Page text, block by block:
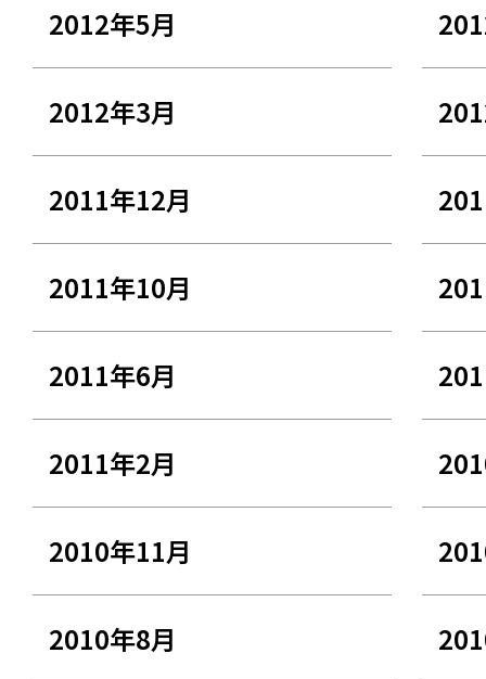
2012年5月
2012年3月
2011年12月
2011年10月
2011年6月
2011年2月
2010年11月
2010年8月